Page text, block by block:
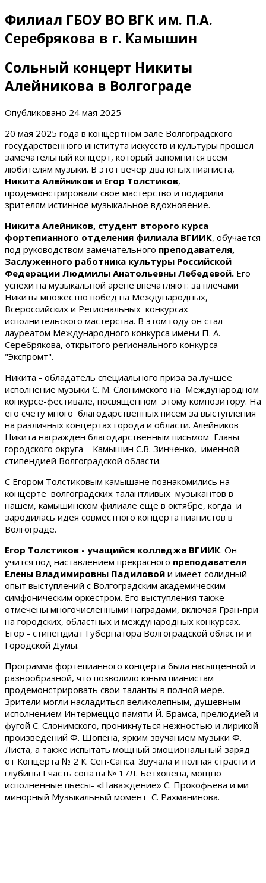
Филиал ГБОУ ВО ВГК им. П.А.
Серебрякова в г. Камышин
Сольный концерт Никиты
Алейникова в Волгограде
Опубликовано 24 мая 2025
20 мая 2025 года в концертном зале Волгоградского
государственного института искусств и культуры прошел
замечательный концерт, который запомнится всем
любителям музыки. В этот вечер два юных пианиста,
Никита Алейников и Егор Толстиков,
продемонстрировали свое мастерство и подарили
зрителям истинное музыкальное вдохновение.
Никита Алейников, студент второго курса
фортепианного отделения филиала ВГИИК, обучается
под руководством замечательного преподавателя,
Заслуженного работника культуры Российской
Федерации Людмилы Анатольевны Лебедевой. Его
успехи на музыкальной арене впечатляют: за плечами
Никиты множество побед на Международных,
Всероссийских и Региональных конкурсах
исполнительского мастерства. В этом году он стал
лауреатом Международного конкурса имени П. А.
Серебрякова, открытого регионального конкурса
"Экспромт".
Никита - обладатель специального приза за лучшее
исполнение музыки С. М. Слонимского на Международном
конкурсе-фестивале, посвященном этому композитору. На
его счету много благодарственных писем за выступления
на различных концертах города и области. Алейников
Никита награжден благодарственным письмом Главы
городского округа – Камышин С.В. Зинченко, именной
стипендией Волгоградской области.
С Егором Толстиковым камышане познакомились на
концерте волгоградских талантливых музыкантов в
нашем, камышинском филиале ещё в октябре, когда и
зародилась идея совместного концерта пианистов в
Волгограде.
Егор Толстиков - учащийся колледжа ВГИИК. Он
учится под наставлением прекрасного преподавателя
Елены Владимировны Падиловой и имеет солидный
опыт выступлений с Волгоградским академическим
симфоническим оркестром. Его выступления также
отмечены многочисленными наградами, включая Гран-при
на городских, областных и международных конкурсах.
Егор - стипендиат Губернатора Волгоградской области и
Городской Думы.
Программа фортепианного концерта была насыщенной и
разнообразной, что позволило юным пианистам
продемонстрировать свои таланты в полной мере.
Зрители могли насладиться великолепным, душевным
исполнением Интермеццо памяти Й. Брамса, прелюдией и
фугой С. Слонимского, проникнуться нежностью и лирикой
произведений Ф. Шопена, ярким звучанием музыки Ф.
Листа, а также испытать мощный эмоциональный заряд
от Концерта № 2 К. Сен-Санса. Звучала и полная страсти и
глубины I часть сонаты № 17Л. Бетховена, мощно
исполненные пьесы- «Наваждение» С. Прокофьева и ми
минорный Музыкальный момент С. Рахманинова.